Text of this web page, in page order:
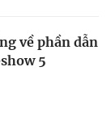
về phần dẫn
5